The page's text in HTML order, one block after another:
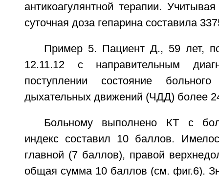
антикоагулянтной терапии.
суточная доза гепарина составила
Пример 5. Пациент Д., 59 лет,
12.11.12 с направительным
поступлении состояние
дыхательных движений (ЧДД) более
Больному выполнено КТ с
индекс составил 10 баллов.
главной (7 баллов), правой
общая сумма 10 баллов (см. фиг.6).